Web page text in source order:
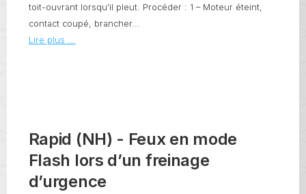
toit-ouvrant lorsqu’il pleut. Procéder : 1 – Moteur éteint,
contact coupé, brancher...
Lire plus ...
Rapid (NH) - Feux en mode
Flash lors d’un freinage
d’urgence